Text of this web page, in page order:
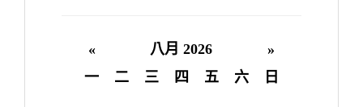
« 八月 2026
»
一
二 三 四 五 六 日